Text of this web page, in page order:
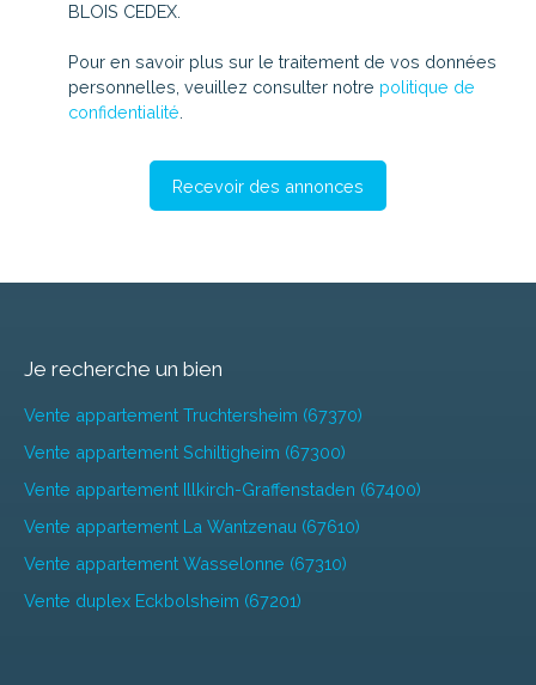
BLOIS CEDEX.
Pour en savoir plus sur le traitement de vos données
personnelles, veuillez consulter notre politique de
confidentialité
Recevoir des annonces
Je recherche un bien
Vente appartement Truchtersheim (67370)
Vente appartement Schiltigheim (67300)
Vente appartement Illkirch-Graffenstaden (67400)
Vente appartement La Wantzenau (67610)
Vente appartement Wasselonne (67310)
Vente duplex Eckbolsheim (67201)